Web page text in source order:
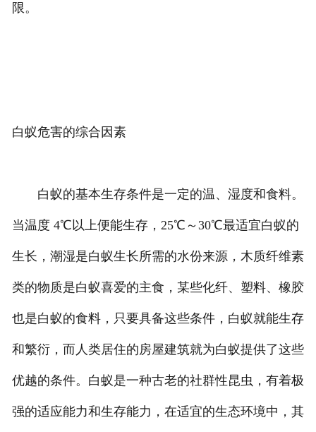
限。
白蚁危害的综合因素
白蚁的基本生存条件是一定的温、湿度和食料。
当温度 4℃以上便能生存，25℃～30℃最适宜白蚁的
生长，潮湿是白蚁生长所需的水份来源，木质纤维素
类的物质是白蚁喜爱的主食，某些化纤、塑料、橡胶
也是白蚁的食料，只要具备这些条件，白蚁就能生存
和繁衍，而人类居住的房屋建筑就为白蚁提供了这些
优越的条件。白蚁是一种古老的社群性昆虫，有着极
强的适应能力和生存能力，在适宜的生态环境中，其